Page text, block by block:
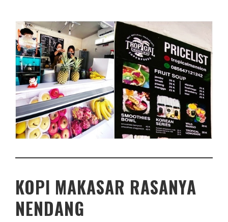
KOPI MAKASAR RASANYA
NENDANG